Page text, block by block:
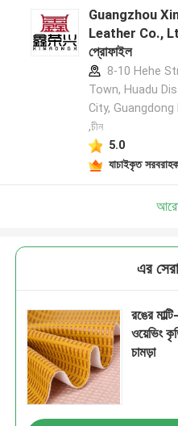
Guangzhou
Leather Co.,
প্রোফাইল
8-10 Hehe
Town, Huadu
City, Guangdong
,চীন
5.0
যাচাইকৃত
এর
রঙের
ওয়েভিং
চামড়া